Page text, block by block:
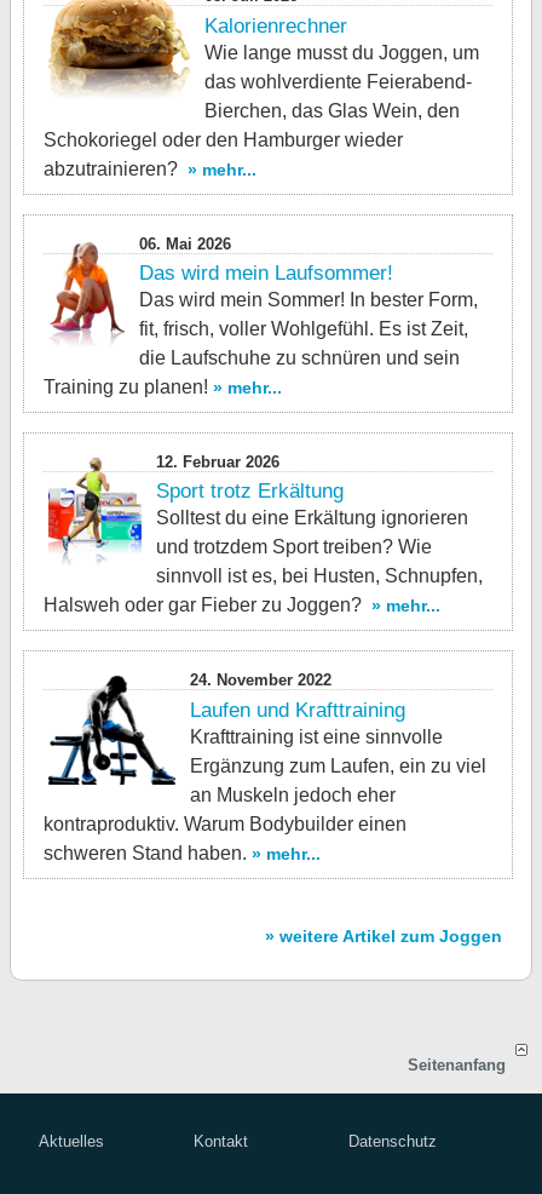
Kalorienrechner
Wie lange musst du Joggen, um
das wohlverdiente Feierabend-
Bierchen, das Glas Wein, den
Schokoriegel oder den Hamburger wieder
abzutrainieren? » mehr...
06. Mai 2026
Das wird mein Laufsommer!
Das wird mein Sommer! In bester Form,
fit, frisch, voller Wohlgefühl. Es ist Zeit,
die Laufschuhe zu schnüren und sein
Training zu planen! » mehr...
12. Februar 2026
Sport trotz Erkältung
Solltest du eine Erkältung ignorieren
und trotzdem Sport treiben? Wie
sinnvoll ist es, bei Husten, Schnupfen,
Halsweh oder gar Fieber zu Joggen? » mehr...
24. November 2022
Laufen und Krafttraining
Krafttraining ist eine sinnvolle
Ergänzung zum Laufen, ein zu viel
an Muskeln jedoch eher
kontraproduktiv. Warum Bodybuilder einen
schweren Stand haben. » mehr...
» weitere Artikel zum Joggen
Seitenanfang
Aktuelles Kontakt Datenschutz